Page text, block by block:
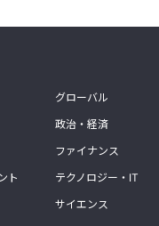
ト
グローバル
政治・経済
ファイナンス
テクノロジー・IT
サイエンス